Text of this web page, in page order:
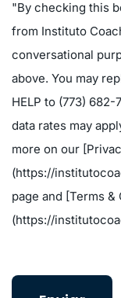
"By checking this
from Instituto
conversational
above. You may
HELP to (773)
data rates may
more on our
(https://
page and [Terms &
(https://